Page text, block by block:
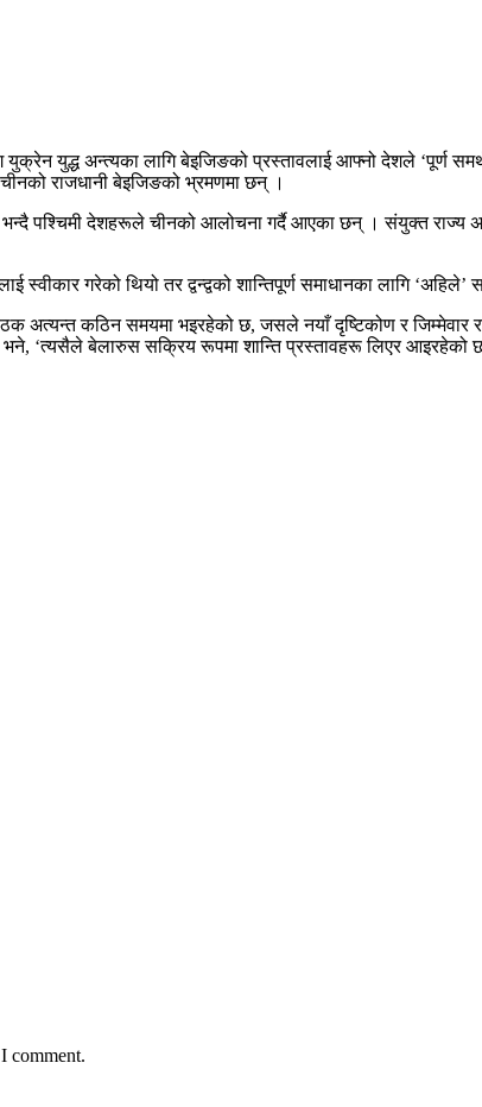
युद्ध अन्त्यका लागि बेइजिङको प्रस्तावलाई आफ्नो देशले ‘पूर्ण
राजधानी बेइजिङको भ्रमणमा छन् ।
पश्चिमी देशहरूले चीनको आलोचना गर्दै आएका छन् । संयुक्त राज्य
गरेको थियो तर द्वन्द्वको शान्तिपूर्ण समाधानका लागि ‘अहिले’
अत्यन्त कठिन समयमा भइरहेको छ, जसले नयाँ दृष्टिकोण र जिम्मेवार
‘त्यसैले बेलारुस सक्रिय रूपमा शान्ति प्रस्तावहरू लिएर आइरहेको छ,
comment.